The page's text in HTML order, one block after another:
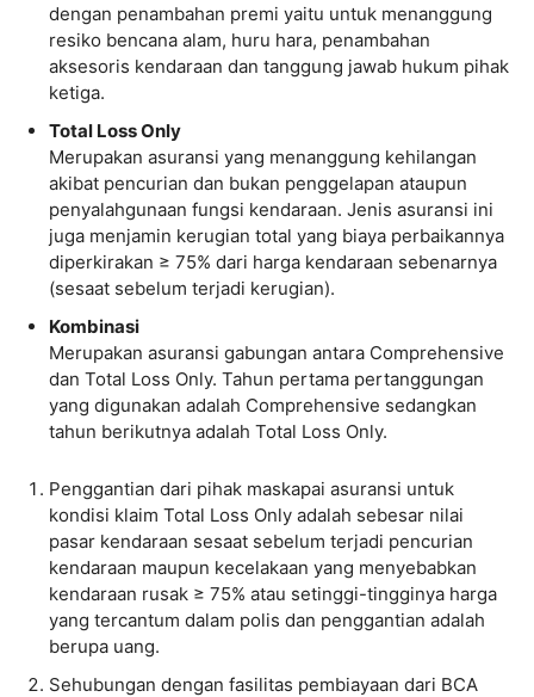
dengan penambahan premi yaitu untuk menanggung
resiko bencana alam, huru hara, penambahan
aksesoris kendaraan dan tanggung jawab hukum pihak
ketiga.
Total Loss Only
Merupakan asuransi yang menanggung kehilangan
akibat pencurian dan bukan penggelapan ataupun
penyalahgunaan fungsi kendaraan. Jenis asuransi ini
juga menjamin kerugian total yang biaya perbaikannya
diperkirakan ≥ 75% dari harga kendaraan sebenarnya
(sesaat sebelum terjadi kerugian).
Kombinasi
Merupakan asuransi gabungan antara Comprehensive
dan Total Loss Only. Tahun pertama pertanggungan
yang digunakan adalah Comprehensive sedangkan
tahun berikutnya adalah Total Loss Only.
Penggantian dari pihak maskapai asuransi untuk
kondisi klaim Total Loss Only adalah sebesar nilai
pasar kendaraan sesaat sebelum terjadi pencurian
kendaraan maupun kecelakaan yang menyebabkan
kendaraan rusak ≥ 75% atau setinggi-tingginya harga
yang tercantum dalam polis dan penggantian adalah
berupa uang.
Sehubungan dengan fasilitas pembiayaan dari BCA